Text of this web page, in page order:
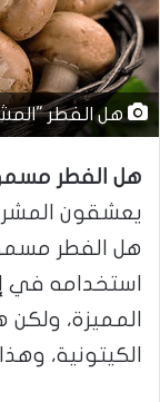
هل الفطر
هل الفطر
يعشقون
هل الفطر
استخدامه في
المميزة،
الكيتونية،